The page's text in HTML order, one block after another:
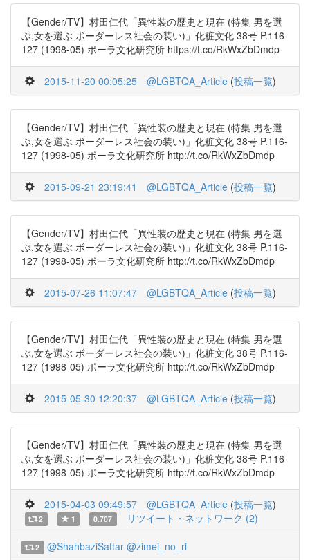
【Gender/TV】村田仁代「異性装の歴史と現在 (特集 男を選
ぶ,女を選ぶ ボーダーレス社会の装い)」化粧文化 38号 P.116-
127 (1998-05) ポーラ文化研究所 https://t.co/RkWxZbDmdp
2015-11-20 00:05:25 @LGBTQA_Article (投稿一覧)
【Gender/TV】村田仁代「異性装の歴史と現在 (特集 男を選
ぶ,女を選ぶ ボーダーレス社会の装い)」化粧文化 38号 P.116-
127 (1998-05) ポーラ文化研究所 http://t.co/RkWxZbDmdp
2015-09-21 23:19:41 @LGBTQA_Article (投稿一覧)
【Gender/TV】村田仁代「異性装の歴史と現在 (特集 男を選
ぶ,女を選ぶ ボーダーレス社会の装い)」化粧文化 38号 P.116-
127 (1998-05) ポーラ文化研究所 http://t.co/RkWxZbDmdp
2015-07-26 11:07:47 @LGBTQA_Article (投稿一覧)
【Gender/TV】村田仁代「異性装の歴史と現在 (特集 男を選
ぶ,女を選ぶ ボーダーレス社会の装い)」化粧文化 38号 P.116-
127 (1998-05) ポーラ文化研究所 http://t.co/RkWxZbDmdp
2015-05-30 12:20:37 @LGBTQA_Article (投稿一覧)
【Gender/TV】村田仁代「異性装の歴史と現在 (特集 男を選
ぶ,女を選ぶ ボーダーレス社会の装い)」化粧文化 38号 P.116-
127 (1998-05) ポーラ文化研究所 http://t.co/RkWxZbDmdp
2015-04-03 09:49:57 @LGBTQA_Article (投稿一覧)
2 1 0.707 リツイート・ネットワーク (2)
2 @ShahbaziSattar @zimei_no_ri